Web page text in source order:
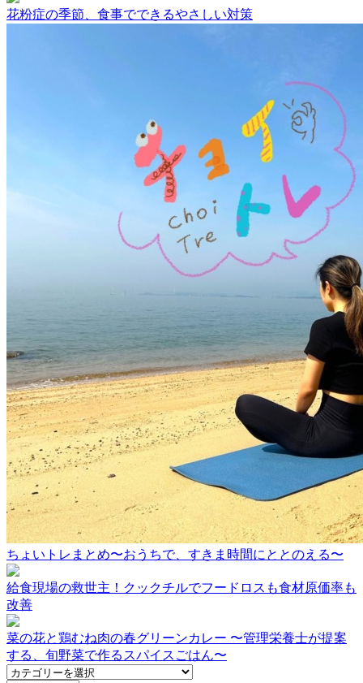
花粉症の季節、食事でできるやさしい対策
ちょいトレまとめ〜おうちで、すきま時間にととのえる〜
給食現場の救世主！クックチルでフードロスも食材原価率も
改善
菜の花と鶏むね肉の春グリーンカレー 〜管理栄養士が提案
する、旬野菜で作るスパイスごはん〜